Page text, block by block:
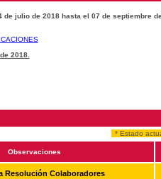
de julio de 2018 hasta el 07 de septiembre
2018.
* Estado
Observaciones
Resolución Colaboradores